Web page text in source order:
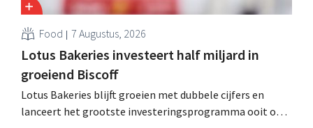
Food 7 Augustus, 2026
Lotus Bakeries investeert half miljard in
groeiend Biscoff
Lotus Bakeries blijft groeien met dubbele cijfers en
lanceert het grootste investeringsprogramma ooit om